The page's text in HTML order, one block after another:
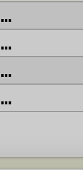
Servidati
Servidati
Servidati
Visco Gilardi